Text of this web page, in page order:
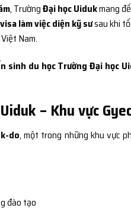
, TrườngĐại học Uidukmang
làm việc diện kỹ sưsau khi
Nam.
sinh du học Trường Đại học
– Khu vực
do, một trong những khu vực
đào tạo